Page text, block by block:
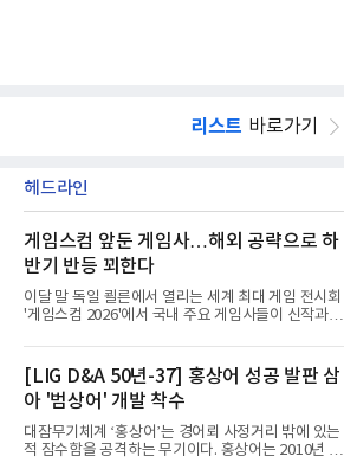
리스트 바로가기
헤드라인
게임스컴 앞둔 게임사…해외 공략으로 하
반기 반등 꾀한다
이달 말 독일 쾰른에서 열리는 세계 최대 게임 전시회
'게임스컴 2026'에서 국내 주요 게임사들이 신작과 글
체별로 엇갈린 가운데 하반기 신작 흥행과 해외 시장
성과가 실적을 좌우할 핵심 변수로 떠오르고 있다.8일
업계에 따르면 올해 상반기 게임업계는 기업별 성적
표가 크게 갈렸다. 대표적으로 크래프톤은 'PUBG: 배
틀그라운드'의 안정적인 성장에 힘입어 상반기 연결
기준 매출 2조6616억원, 영업이익 9725억원으로 역
대 최대 실적을 기록했다. 엔씨도 올해 출시한 '아이온
[LIG D&A 50년-37] 홍상어 성공 발판 삼
아 '범상어' 개발 착수
대잠무기체계 ‘홍상어’는 경어뢰 사정거리 밖에 있는
적 잠수함을 공격하는 무기이다. 홍상어는 2010년 넥